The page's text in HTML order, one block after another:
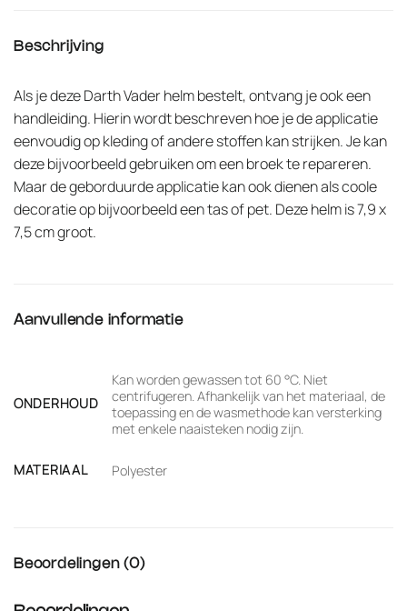
Beschrijving
Als je deze Darth Vader helm bestelt, ontvang je ook een
handleiding. Hierin wordt beschreven hoe je de applicatie
eenvoudig op kleding of andere stoffen kan strijken. Je kan
deze bijvoorbeeld gebruiken om een broek te repareren.
Maar de geborduurde applicatie kan ook dienen als coole
decoratie op bijvoorbeeld een tas of pet. Deze helm is 7,9 x
7,5 cm groot.
Aanvullende informatie
ONDERHOUD
Kan worden gewassen tot 60 °C. Niet
centrifugeren. Afhankelijk van het materiaal, de
toepassing en de wasmethode kan versterking
met enkele naaisteken nodig zijn.
MATERIAAL Polyester
Beoordelingen (0)